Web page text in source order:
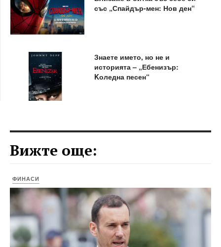
със „Спайдър-мен: Нов ден“
Знаете името, но не и
историята – „Ебенизър:
Kоледна песен“
Вижте още:
ФИНАСИ